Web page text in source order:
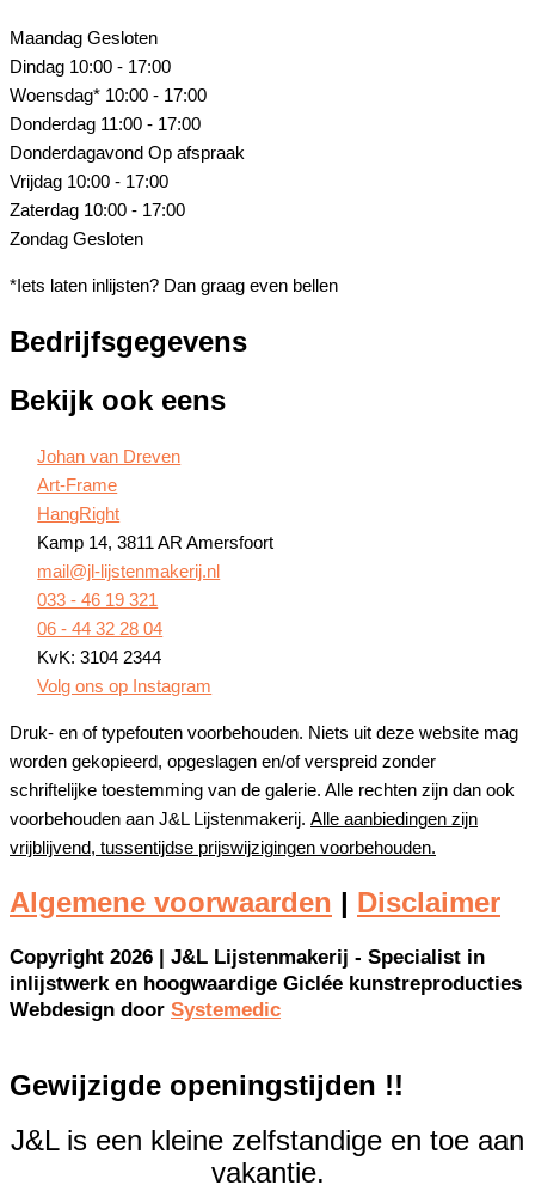
Maandag Gesloten
Dindag 10:00 - 17:00
Woensdag* 10:00 - 17:00
Donderdag 11:00 - 17:00
Donderdagavond Op afspraak
Vrijdag 10:00 - 17:00
Zaterdag 10:00 - 17:00
Zondag Gesloten
*Iets laten inlijsten? Dan graag even bellen
Bedrijfsgegevens
Bekijk ook eens
Johan van Dreven
Art-Frame
HangRight
Kamp 14, 3811 AR Amersfoort
mail@jl-lijstenmakerij.nl
033 - 46 19 321
06 - 44 32 28 04
KvK: 3104 2344
Volg ons op Instagram
Druk- en of typefouten voorbehouden. Niets uit deze website mag
worden gekopieerd, opgeslagen en/of verspreid zonder
schriftelijke toestemming van de galerie. Alle rechten zijn dan ook
voorbehouden aan J&L Lijstenmakerij. Alle aanbiedingen zijn
vrijblijvend, tussentijdse prijswijzigingen voorbehouden.
Algemene voorwaarden Disclaimer
Copyright 2026 | J&L Lijstenmakerij - Specialist in
inlijstwerk en hoogwaardige Giclée kunstreproducties
Webdesign door Systemedic
Gewijzigde openingstijden !!
J&L is een kleine zelfstandige en toe aan
vakantie.